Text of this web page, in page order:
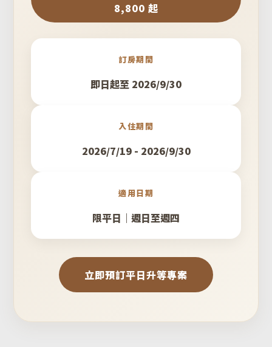
8,800 起
訂房期間
即日起至 2026/9/30
入住期間
2026/7/19 - 2026/9/30
適用日期
限平日｜週日至週四
立即預訂平日升等專案